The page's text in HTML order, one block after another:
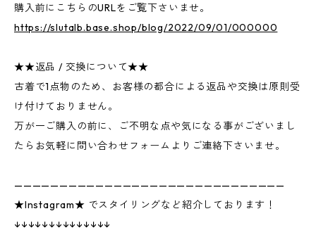
購入前にこちらのURLをご覧下さいませ。
https://slutalb.base.shop/blog/2022/09/01/000000
★★返品 / 交換について★★
古着で1点物のため、お客様の都合による返品や交換は原則受
け付けておりません。
万が一ご購入の前に、ご不明な点や気になる事がございまし
たらお気軽に問い合わせフォームよりご連絡下さいませ。
——————————————————————————————
★Instagram★ でスタイリングなど紹介しております！
↓↓↓↓↓↓↓↓↓↓↓↓↓↓